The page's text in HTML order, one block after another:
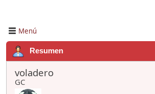
Menú
Resumen
voladero
GC